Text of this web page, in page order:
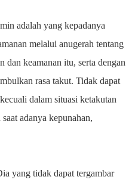
adalah yang kepadanya
melalui anugerah tentang
dan keamanan itu, serta dengan
rasa takut. Tidak dapat
dalam situasi ketakutan
adanya kepunahan,
yang tidak dapat tergambar